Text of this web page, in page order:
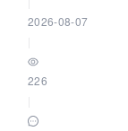
2026-08-07
226